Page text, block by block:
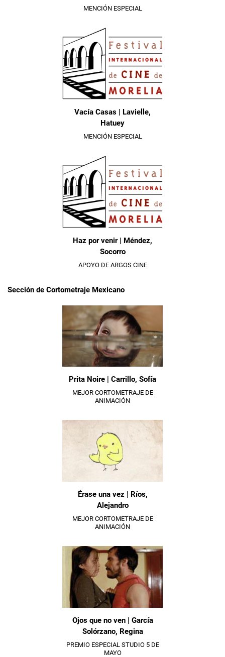
MENCIÓN ESPECIAL
Vacía Casas | Lavielle,
Hatuey
MENCIÓN ESPECIAL
Haz por venir | Méndez,
Socorro
APOYO DE ARGOS CINE
Sección de Cortometraje Mexicano
Prita Noire | Carrillo, Sofía
MEJOR CORTOMETRAJE DE
ANIMACIÓN
Érase una vez | Ríos,
Alejandro
MEJOR CORTOMETRAJE DE
ANIMACIÓN
Ojos que no ven | García
Solórzano, Regina
PREMIO ESPECIAL STUDIO 5 DE
MAYO